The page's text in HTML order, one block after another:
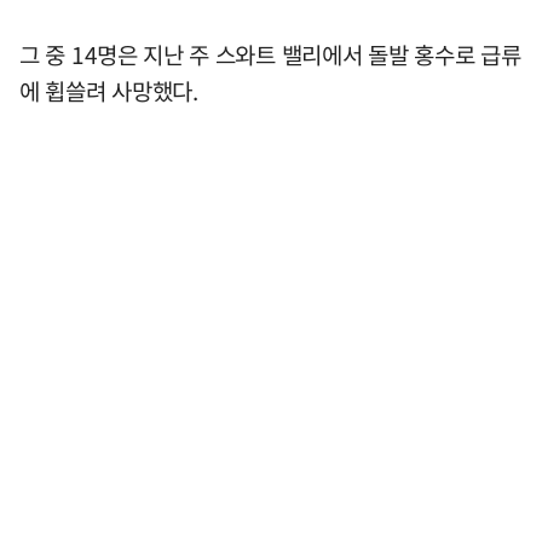
그 중 14명은 지난 주 스와트 밸리에서 돌발 홍수로 급류
에 휩쓸려 사망했다.